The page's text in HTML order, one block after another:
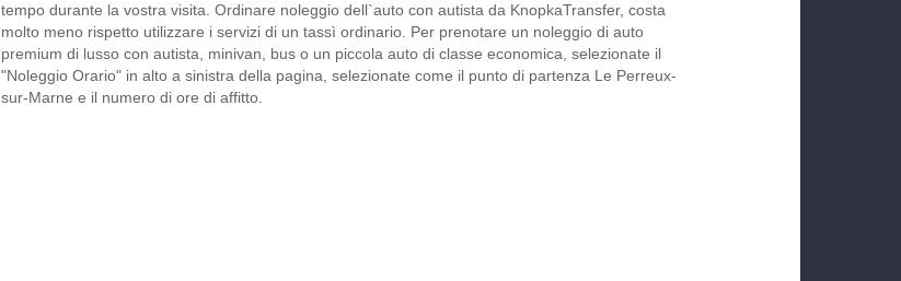
tempo durante la vostra visita. Ordinare noleggio dell`auto con autista da KnopkaTransfer, costa
molto meno rispetto utilizzare i servizi di un tassì ordinario. Per prenotare un noleggio di auto
premium di lusso con autista, minivan, bus o un piccola auto di classe economica, selezionate il
"Noleggio Orario" in alto a sinistra della pagina, selezionate come il punto di partenza Le Perreux-
sur-Marne e il numero di ore di affitto.